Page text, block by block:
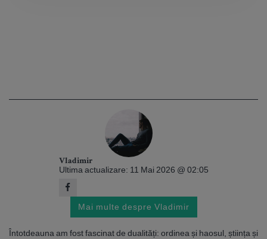
Vladimir
Ultima actualizare: 11 Mai 2026 @ 02:05
Mai multe despre Vladimir
Întotdeauna am fost fascinat de dualități: ordinea și haosul, știința și